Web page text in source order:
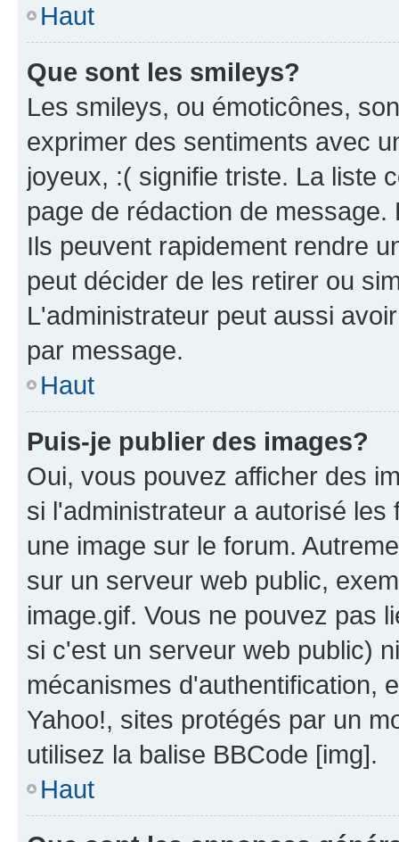
Haut
Que sont les smileys?
Les smileys, ou émoticônes,
exprimer des sentiments avec
joyeux, :( signifie triste. La liste
page de rédaction de
Ils peuvent rapidement rendre
peut décider de les retirer ou
L'administrateur peut aussi
par message.
Haut
Puis-je publier des images?
Oui, vous pouvez afficher des
si l'administrateur a autorisé
une image sur le forum.
sur un serveur web public,
image.gif. Vous ne pouvez pas
si c'est un serveur web public)
mécanismes d'authentification,
Yahoo!, sites protégés par un
utilisez la balise BBCode [img].
Haut